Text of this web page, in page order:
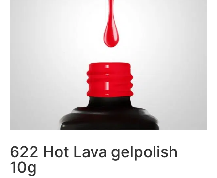
622 Hot Lava gelpolish
10g